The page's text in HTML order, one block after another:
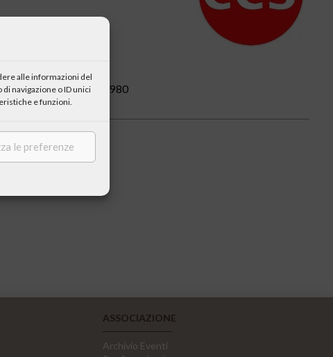
alle informazioni del
navigazione o ID unici
e funzioni.
le preferenze
ateismo”, 10 ottobre 1980
ASSOCIAZIONE
Archivio Eventi